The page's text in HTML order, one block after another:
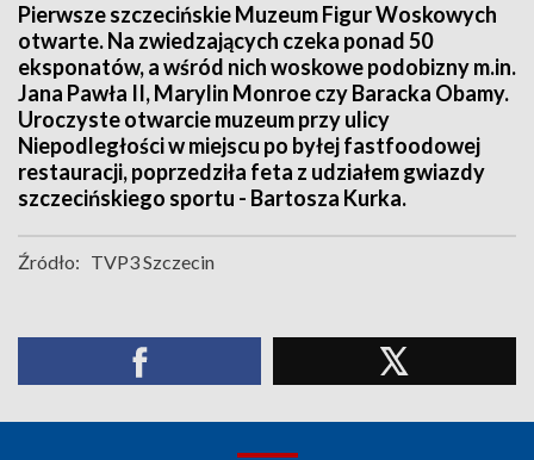
Pierwsze szczecińskie Muzeum Figur Woskowych
otwarte. Na zwiedzających czeka ponad 50
eksponatów, a wśród nich woskowe podobizny m.in.
Jana Pawła II, Marylin Monroe czy Baracka Obamy.
Uroczyste otwarcie muzeum przy ulicy
Niepodległości w miejscu po byłej fastfoodowej
restauracji, poprzedziła feta z udziałem gwiazdy
szczecińskiego sportu - Bartosza Kurka.
Źródło: TVP3 Szczecin